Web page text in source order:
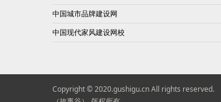
中国城市品牌建设网
中国现代家风建设网校
Copyright © 2020.gushigu.cn All rights reserved.